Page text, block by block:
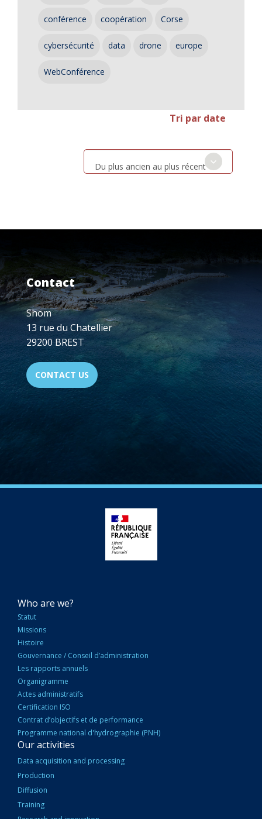
conférence coopération Corse
cybersécurité data drone europe
WebConférence
Tri par date
Du plus ancien au plus récent
Contact
Shom
13 rue du Chatellier
29200 BREST
CONTACT US
NAVIGATION
PRINCIPALE
Who are we?
Statut
Missions
Histoire
Gouvernance / Conseil d’administration
Les rapports annuels
Organigramme
Actes administratifs
Certification ISO
Contrat d’objectifs et de performance
Programme national d'hydrographie (PNH)
Our activities
Data acquisition and processing
Production
Diffusion
Training